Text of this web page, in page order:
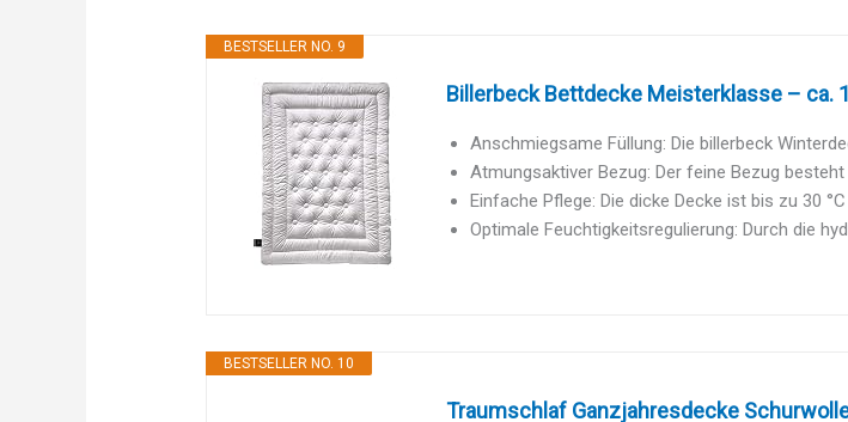
BESTSELLER NO. 9
Billerbeck Bettdecke Meisterklasse – ca.
Anschmiegsame Füllung: Die billerbeck
Atmungsaktiver Bezug: Der feine Bezug
Einfache Pflege: Die dicke Decke ist bis zu 30
Optimale Feuchtigkeitsregulierung: Durch die
BESTSELLER NO. 10
Traumschlaf Ganzjahresdecke